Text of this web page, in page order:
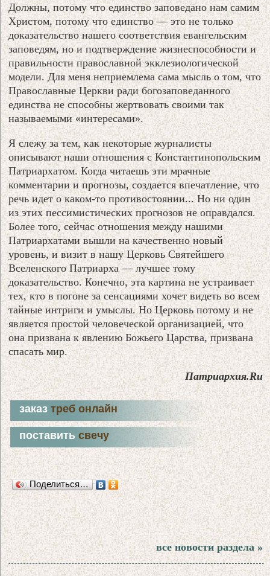
Должны, потому что единство заповедано нам самим
Христом, потому что единство — это не только
доказательство нашего соответствия евангельским
заповедям, но и подтверждение жизнеспособности и
правильности православной экклезиологической
модели. Для меня неприемлема сама мысль о том, что
Православные Церкви ради богозаповеданного
единства не способны жертвовать своими так
называемыми «интересами».
Я слежу за тем, как некоторые журналисты
описывают наши отношения с Константинопольским
Патриархатом. Когда читаешь эти мрачные
комментарии и прогнозы, создается впечатление, что
речь идет о каком-то противостоянии... Но ни один
из этих пессимистических прогнозов не оправдался.
Более того, сейчас отношения между нашими
Патриархатами вышли на качественно новый
уровень, и визит в нашу Церковь Святейшего
Вселенского Патриарха — лучшее тому
доказательство. Конечно, эта картина не устраивает
тех, кто в погоне за сенсациями хочет видеть во всем
тайные интриги и умыслы. Но Церковь потому и не
является простой человеческой организацией, что
она призвана к явлению Божьего Царства, призвана
спасать мир.
Патриархия.Ru
заказтреб онлайн
поставитьсвечу
Поделиться…
все новости раздела »